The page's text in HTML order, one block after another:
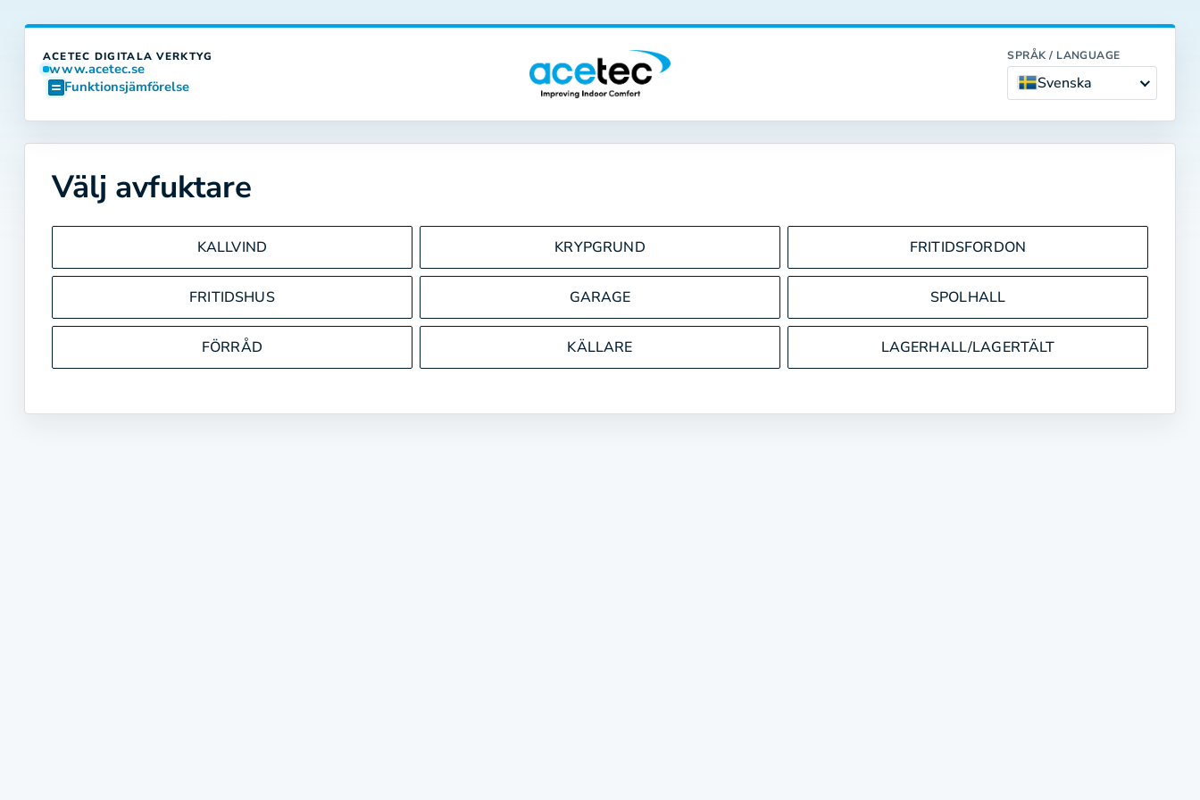
ACETEC DIGITALA VERKTYG
www.acetec.se
Funktionsjämförelse
SPRÅK / LANGUAGE
Svenska
Välj avfuktare
KALLVIND KRYPGRUND FRITIDSFORDON
FRITIDSHUS GARAGE SPOLHALL
FÖRRÅD KÄLLARE LAGERHALL/LAGERTÄLT